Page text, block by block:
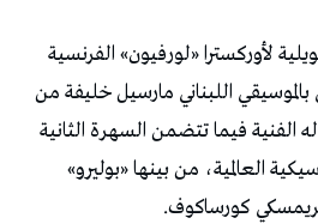
سهرتا 24 و25 جويلية لأوركسترا «لورفيون» الفرنسية
اللبناني مارسيل خليفة من
الفنية فيما تتضمن السهرة الثانية
العالمية، من بينها «بوليرو»
كورساكوف.